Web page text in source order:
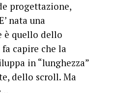
progettazione,
nata una
è quello dello
capire che la
in “lunghezza”
dello scroll. Ma